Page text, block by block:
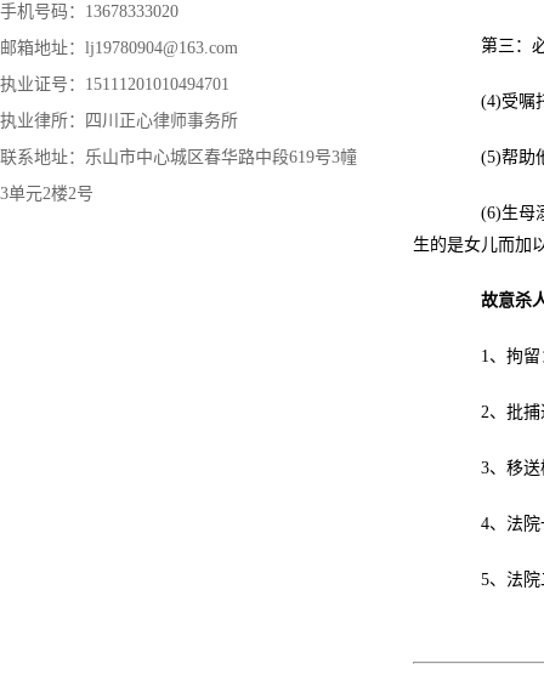
手机号码：13678333020
邮箱地址：lj19780904@163.com
执业证号：15111201010494701
执业律所：四川正心律师事务所
联系地址：乐山市中心城区春华路中段619号3幢
3单元2楼2号
第三：必
(4)受嘱托
(5)帮助他
(6)生母溺
生的是女儿而加
故意杀
1、拘留
2、批捕进
3、移送检
4、法院一
5、法院二